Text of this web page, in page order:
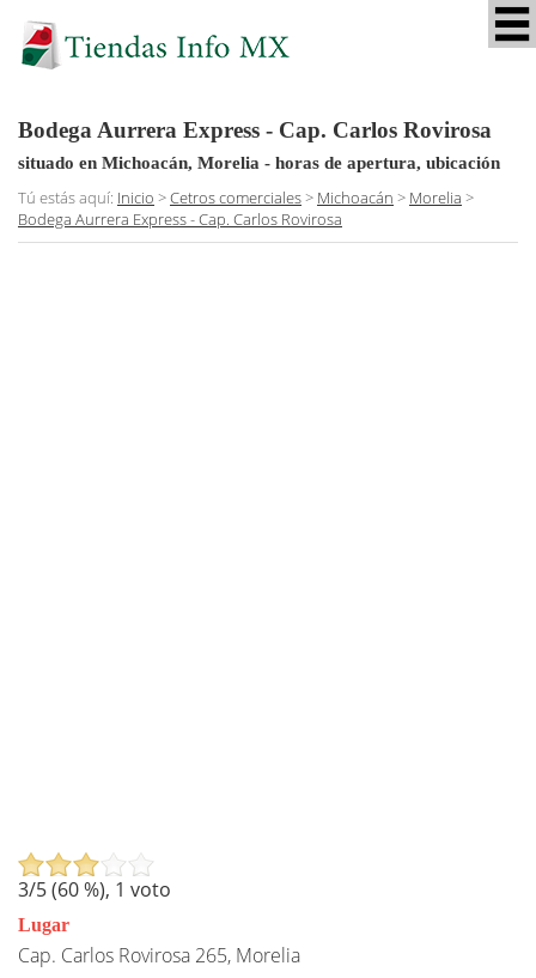
Bodega Aurrera Express - Cap. Carlos Rovirosa
situado en Michoacán, Morelia - horas de apertura, ubicación
Tú estás aquí: Inicio >Cetros comerciales> Michoacán > Morelia >
Bodega Aurrera Express - Cap. Carlos Rovirosa
3/5 (60%), 1 voto
Lugar
Cap. Carlos Rovirosa 265, Morelia